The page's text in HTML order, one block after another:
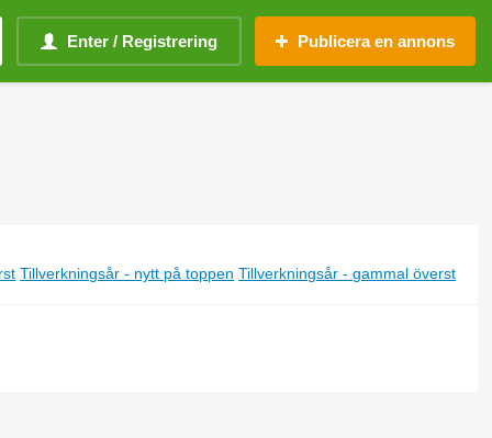
Enter / Registrering Publicera en annons
Tillverkningsår - nytt på toppen Tillverkningsår - gammal överst